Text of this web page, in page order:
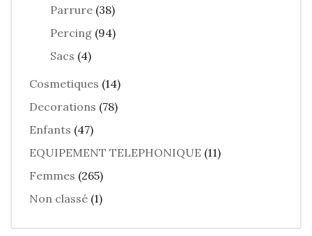
Parrure (38)
Percing (94)
Sacs (4)
Cosmetiques (14)
Decorations (78)
Enfants (47)
EQUIPEMENT TELEPHONIQUE (11)
Femmes (265)
Non classé (1)